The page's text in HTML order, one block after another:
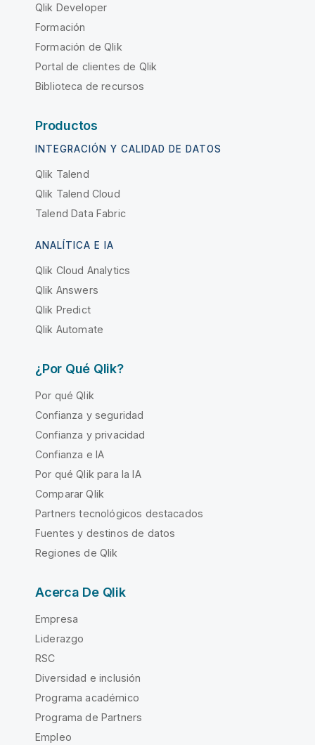
Qlik Developer
Formación
Formación de Qlik
Portal de clientes de Qlik
Biblioteca de recursos
Productos
INTEGRACIÓN Y CALIDAD DE DATOS
Qlik Talend
Qlik Talend Cloud
Talend Data Fabric
ANALÍTICA E IA
Qlik Cloud Analytics
Qlik Answers
Qlik Predict
Qlik Automate
¿Por Qué Qlik?
Por qué Qlik
Confianza y seguridad
Confianza y privacidad
Confianza e IA
Por qué Qlik para la IA
Comparar Qlik
Partners tecnológicos destacados
Fuentes y destinos de datos
Regiones de Qlik
Acerca De Qlik
Empresa
Liderazgo
RSC
Diversidad e inclusión
Programa académico
Programa de Partners
Empleo